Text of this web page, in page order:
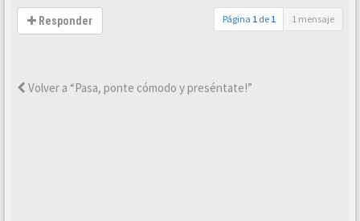
Responder Página 1 de 1 1 mensaje
Volver a “Pasa, ponte cómodo y preséntate!”